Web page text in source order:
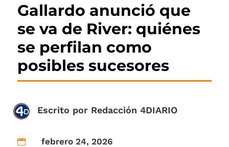
Gallardo anunció que
se va de River: quiénes
se perfilan como
posibles sucesores
Escrito por Redacción 4DIARIO
 febrero 24, 2026